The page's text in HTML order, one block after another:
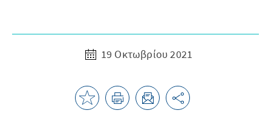
19 Οκτωβρίου 2021